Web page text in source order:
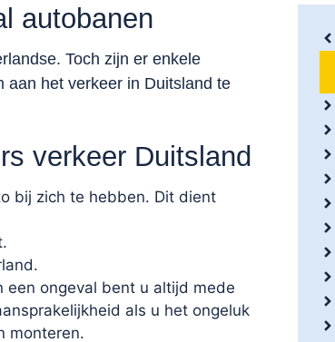
autobanen
Toch zijn er enkele
aan het verkeer in Duitsland te
verkeer Duitsland
bij zich te hebben. Dit dient
een ongeval bent u altijd mede
als u het ongeluk
monteren.